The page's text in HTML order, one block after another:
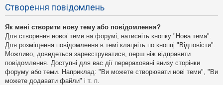
Створення повідомлень
Як мені створити нову тему або повідомлення?
Для створення нової теми на форумі, натисніть кнопку "Нова тема".
Для розміщення повідомлення в темі клацніть по кнопці "Відповісти".
Можливо, доведеться зареєструватися, перш ніж відправити
повідомлення. Доступні для вас дії перераховані внизу сторінки
форуму або теми. Наприклад: "Ви можете створювати нові теми", "Ви
можете додавати файли" і т. п.